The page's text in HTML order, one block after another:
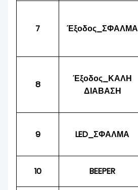
7 Έξοδος_ΣΦΑΛΜΑ
8
Έξοδος_ΚΑΛΗ
ΔΙΑΒΑΣΗ
9 LED_ΣΦΑΛΜΑ
10 BEEPER